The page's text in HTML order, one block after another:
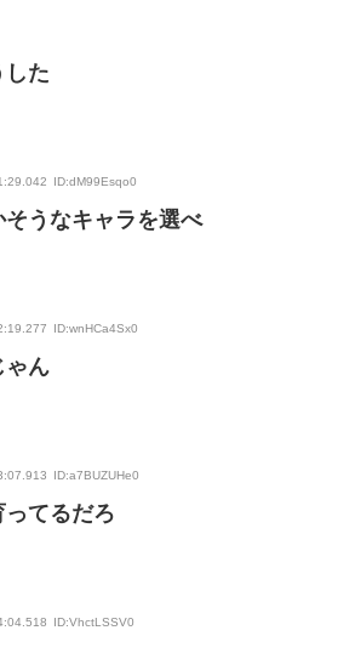
した
ID:dM99Esqo0
そうなキャラを選べ
ID:wnHCa4Sx0
ゃん
ID:a7BUZUHe0
てるだろ
ID:VhctLSSV0